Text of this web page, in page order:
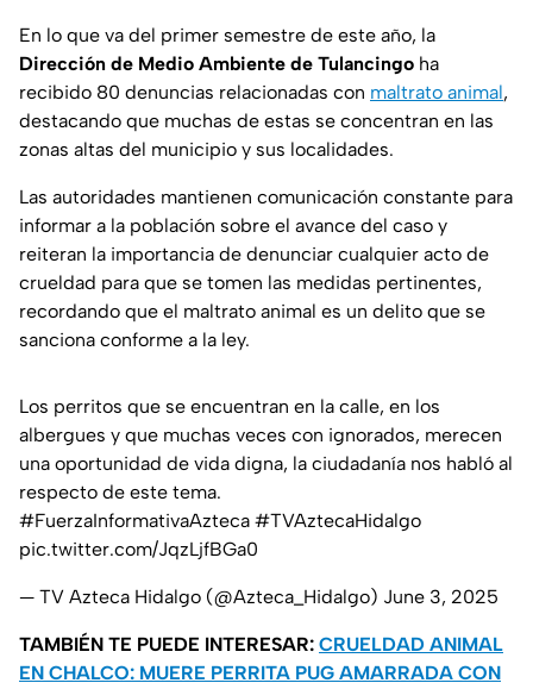
En lo que va del primer semestre de este año, la
Dirección de Medio Ambiente de Tulancingo ha
recibido 80 denuncias relacionadas con maltrato animal,
destacando que muchas de estas se concentran en las
zonas altas del municipio y sus localidades.
Las autoridades mantienen comunicación constante para
informar a la población sobre el avance del caso y
reiteran la importancia de denunciar cualquier acto de
crueldad para que se tomen las medidas pertinentes,
recordando que el maltrato animal es un delito que se
sanciona conforme a la ley.
Los perritos que se encuentran en la calle, en los
albergues y que muchas veces con ignorados, merecen
una oportunidad de vida digna, la ciudadanía nos habló al
respecto de este tema.
#FuerzaInformativaAzteca #TVAztecaHidalgo
pic.twitter.com/JqzLjfBGa0
— TV Azteca Hidalgo (@Azteca_Hidalgo) June 3, 2025
TAMBIÉN TE PUEDE INTERESAR: CRUELDAD ANIMAL
EN CHALCO: MUERE PERRITA PUG AMARRADA CON